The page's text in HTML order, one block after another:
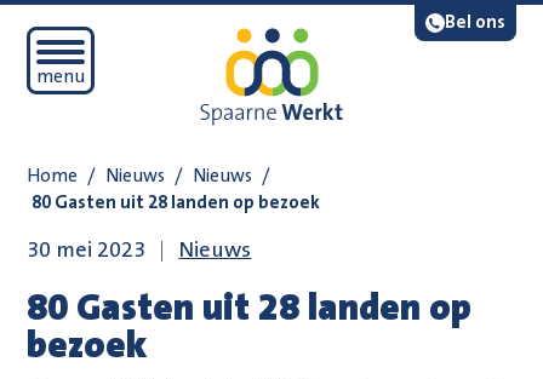
Bel ons
Open mobiel menu
menu
Lees voor
Home / Nieuws / Nieuws /
80 Gasten uit 28 landen op bezoek
80 Gasten uit 28 landen op
bezoek
30 mei 2023 Nieuws